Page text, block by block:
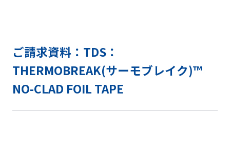
ご請求資料：TDS：
THERMOBREAK(サーモブレイク)™
NO-CLAD FOIL TAPE